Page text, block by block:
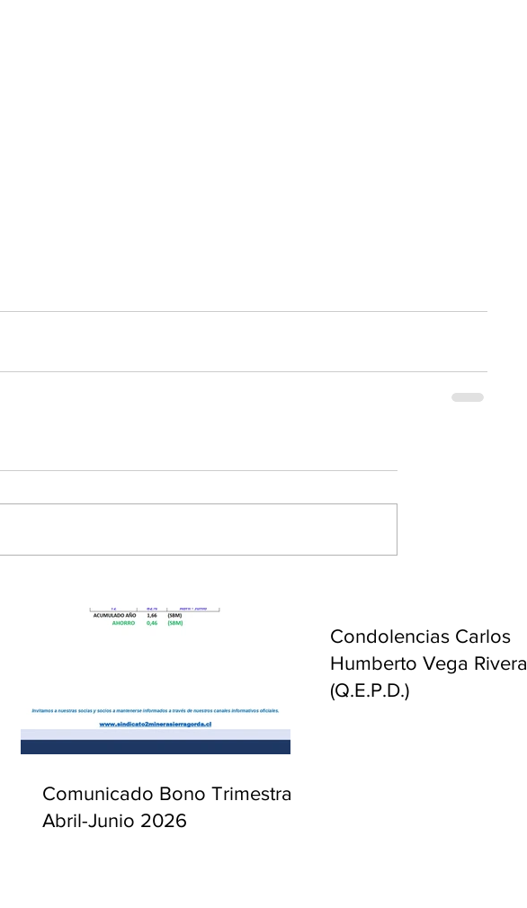
Comunicado Bono Trimestral
Abril-Junio 2026
Condolencias Carlos
Humberto Vega Rivera
(Q.E.P.D.)